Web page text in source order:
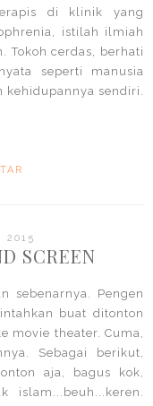
di klinik yang
istilah ilmiah
Tokoh cerdas, berhati
seperti manusia
sendiri.
2015
SCREEN
sebenarnya. Pengen
buat ditonton
movie theater. Cuma,
Sebagai berikut,
aja, bagus kok,
islam...beuh...keren.